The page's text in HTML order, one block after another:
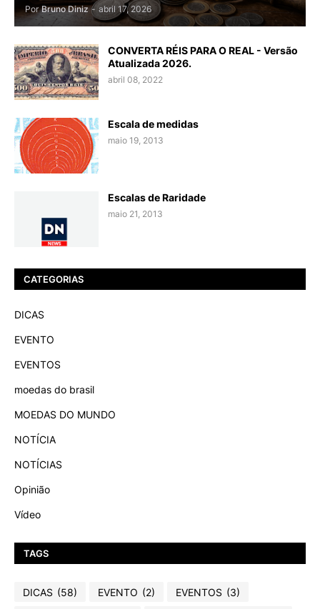
Por Bruno Diniz - abril 17, 2026
CONVERTA RÉIS PARA O REAL - Versão
Atualizada 2026.
abril 08, 2022
Escala de medidas
maio 19, 2013
Escalas de Raridade
maio 21, 2013
CATEGORIAS
DICAS
EVENTO
EVENTOS
moedas do brasil
MOEDAS DO MUNDO
NOTÍCIA
NOTÍCIAS
Opinião
Vídeo
TAGS
DICAS (58) EVENTO (2) EVENTOS (3)